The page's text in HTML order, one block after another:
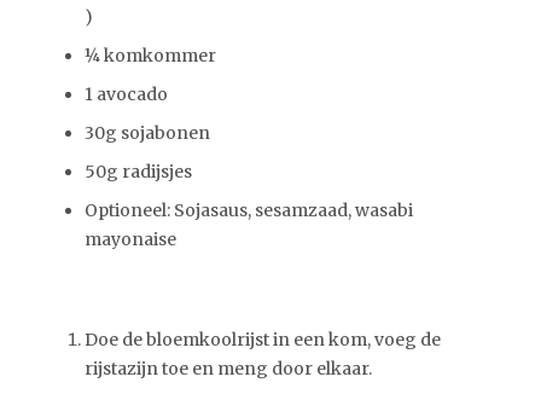
)
¼ komkommer
1 avocado
30g sojabonen
50g radijsjes
Optioneel: Sojasaus, sesamzaad, wasabi
mayonaise
Doe de bloemkoolrijst in een kom, voeg de
rijstazijn toe en meng door elkaar.